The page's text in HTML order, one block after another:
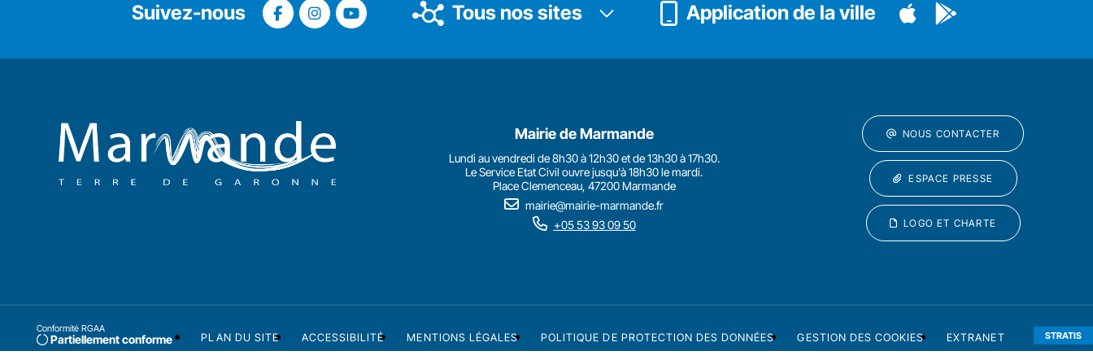
Suivez-nous Tous nos sites Application de la ville
Mairie de Marmande
Lundi au vendredi de 8h30 à 12h30 et de 13h30 à 17h30.
Le Service Etat Civil ouvre jusqu'à 18h30 le mardi.
Place Clemenceau, 47200 Marmande
mairie@mairie-marmande.fr
+05 53 93 09 50
NOUS CONTACTER
ESPACE PRESSE
LOGO ET CHARTE
Conformité RGAA
Partiellement conforme PLAN DU SITE ACCESSIBILITÉ MENTIONS LÉGALES POLITIQUE DE PROTECTION DES DONNÉES GESTION DES COOKIES EXTRANET STRATIS